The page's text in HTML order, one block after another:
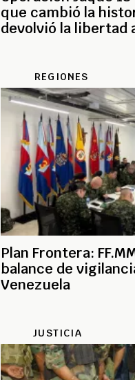
que cambió la
devolvió la libertad
REGIONES
Plan Frontera:
balance de
Venezuela
JUSTICIA